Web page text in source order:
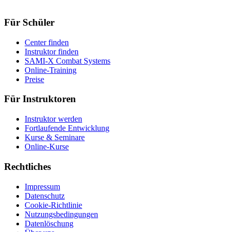
Für Schüler
Center finden
Instruktor finden
SAMI-X Combat Systems
Online-Training
Preise
Für Instruktoren
Instruktor werden
Fortlaufende Entwicklung
Kurse & Seminare
Online-Kurse
Rechtliches
Impressum
Datenschutz
Cookie-Richtlinie
Nutzungsbedingungen
Datenlöschung